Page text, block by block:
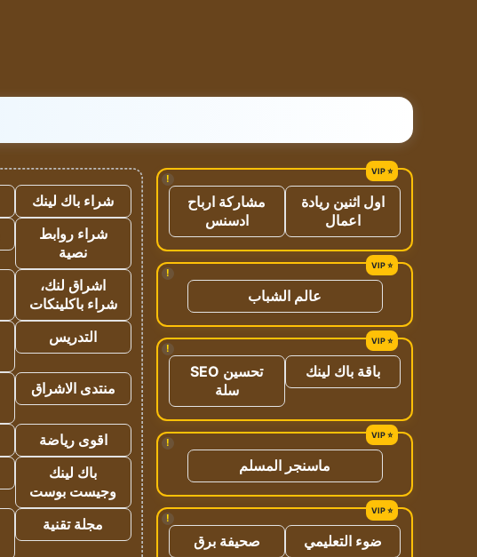
!
اول اثنين ريادة
اعمال
مشاركة ارباح
ادسنس
!
عالم الشباب
!
باقة باك لينك
تحسين SEO
سلة
!
ماسنجر المسلم
!
ضوء التعليمي
صحيفة برق
شراء باك لينك
شراء روابط
نصية
اشراق لنك،
شراء باكلينكات
التدريس
منتدى الاشراق
اقوى رياضة
باك لينك
وجيست بوست
مجلة تقنية